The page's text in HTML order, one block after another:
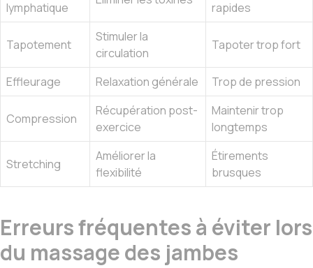
lymphatique rapides
Tapotement
Stimuler la
circulation
Tapoter trop fort
Effleurage Relaxation générale Trop de pression
Compression
Récupération post-
exercice
Maintenir trop
longtemps
Stretching
Améliorer la
flexibilité
Étirements
brusques
Erreurs fréquentes à éviter lors
du massage des jambes